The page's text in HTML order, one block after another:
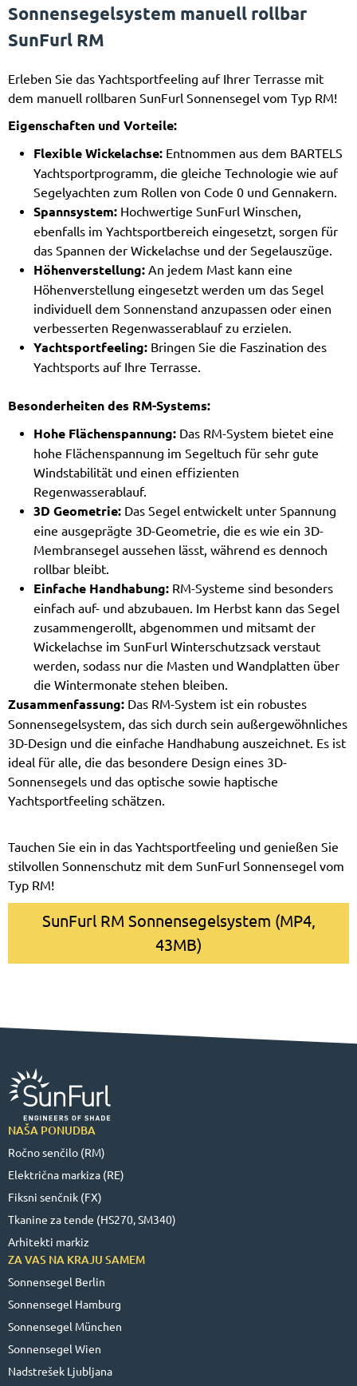
Sonnensegelsystem manuell rollbar
SunFurl RM
Erleben Sie das Yachtsportfeeling auf Ihrer Terrasse mit
dem manuell rollbaren SunFurl Sonnensegel vom Typ RM!
Eigenschaften und Vorteile:
Flexible Wickelachse: Entnommen aus dem BARTELS
Yachtsportprogramm, die gleiche Technologie wie auf
Segelyachten zum Rollen von Code 0 und Gennakern.
Spannsystem: Hochwertige SunFurl Winschen,
ebenfalls im Yachtsportbereich eingesetzt, sorgen für
das Spannen der Wickelachse und der Segelauszüge.
Höhenverstellung: An jedem Mast kann eine
Höhenverstellung eingesetzt werden um das Segel
individuell dem Sonnenstand anzupassen oder einen
verbesserten Regenwasserablauf zu erzielen.
Yachtsportfeeling: Bringen Sie die Faszination des
Yachtsports auf Ihre Terrasse.
Besonderheiten des RM-Systems:
Hohe Flächenspannung: Das RM-System bietet eine
hohe Flächenspannung im Segeltuch für sehr gute
Windstabilität und einen effizienten
Regenwasserablauf.
3D Geometrie: Das Segel entwickelt unter Spannung
eine ausgeprägte 3D-Geometrie, die es wie ein 3D-
Membransegel aussehen lässt, während es dennoch
rollbar bleibt.
Einfache Handhabung: RM-Systeme sind besonders
einfach auf- und abzubauen. Im Herbst kann das Segel
zusammengerollt, abgenommen und mitsamt der
Wickelachse im SunFurl Winterschutzsack verstaut
werden, sodass nur die Masten und Wandplatten über
die Wintermonate stehen bleiben.
Zusammenfassung: Das RM-System ist ein robustes
Sonnensegelsystem, das sich durch sein außergewöhnliches
3D-Design und die einfache Handhabung auszeichnet. Es ist
ideal für alle, die das besondere Design eines 3D-
Sonnensegels und das optische sowie haptische
Yachtsportfeeling schätzen.
Tauchen Sie ein in das Yachtsportfeeling und genießen Sie
stilvollen Sonnenschutz mit dem SunFurl Sonnensegel vom
Typ RM!
SunFurl RM Sonnensegelsystem (MP4,
43MB)
NAŠA PONUDBA
Ročno senčilo (RM)
Električna markiza (RE)
Fiksni senčnik (FX)
Tkanine za tende (HS270, SM340)
Arhitekti markiz
ZA VAS NA KRAJU SAMEM
Sonnensegel Berlin
Sonnensegel Hamburg
Sonnensegel München
Sonnensegel Wien
Nadstrešek Ljubljana